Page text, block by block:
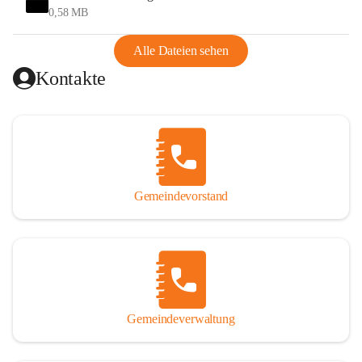
und Ungarn war. Dadurch war Wörterberg von Wörth
Aus diesem Grund war die Bevölkerung dazu gezwungen,
Schmuggel zu betreiben. Es kam oft zu nächtlichen
Überfällen und Schießereien. Erst mit dem Anschluss des
wirtschaftlich ging es bergauf. Dieser Aufschwung endete
1926. Es folgten Arbeitslosigkeit, Preissteigerung und
Unanbringlichkeit von Produkten. Daher wurde der
Anschluss an das Deutsche Reich begrüßt. Als der Zweite
Weltkrieg ausbrach, schwang die Stimmung um. Es starben
26 Männer an der Front, weitere 16 werden vermisst.
Von 1971 bis 1991 gehörte Wörterberg zur Gemeinde
Ollersdorf. Durch den Einsatz von mehreren Ortsansässigen
wurde Wörterberg 1991 wieder eine eigenständige
0,58 MB
Alle Dateien sehen
Kontakte
Gemeindevorstand
Gemeindeverwaltung